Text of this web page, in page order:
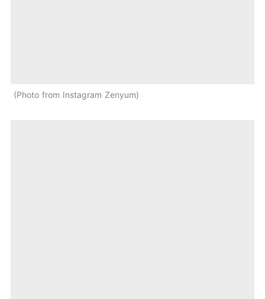
Photo from Instagram Zenyum